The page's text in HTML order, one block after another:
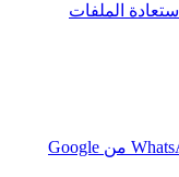
استعادة الملفات
تنزيل نسخة احتياطية من WhatsApp من Google